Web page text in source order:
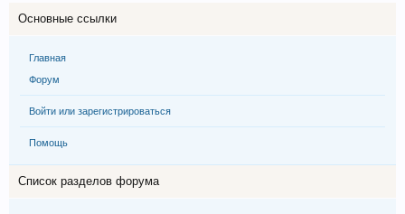
Основные ссылки
Главная
Форум
Войти или зарегистрироваться
Помощь
Список разделов форума